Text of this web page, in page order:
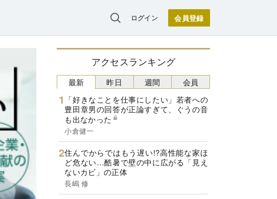
ログイン
アクセスランキング
最新
「好きなことを仕事にしたい」若者への
豊田章男の回答が正論すぎて、ぐうの音
も出なかった
小倉健一
住んでからではもう遅い!?高性能な家ほ
ど危ない…酷暑で壁の中に広がる「見え
ないカビ」の正体
長嶋 修
昨日 週間 会員